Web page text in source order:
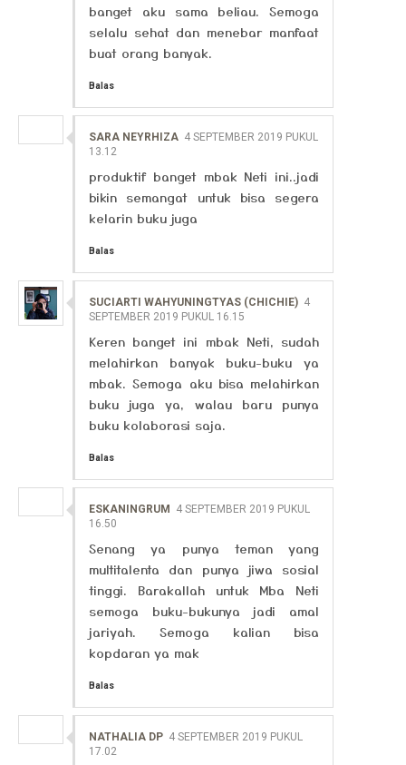
banget aku sama beliau. Semoga
selalu sehat dan menebar manfaat
buat orang banyak.
Balas
SARA NEYRHIZA 4 SEPTEMBER 2019 PUKUL
13.12
produktif banget mbak Neti ini..jadi
bikin semangat untuk bisa segera
kelarin buku juga
Balas
SUCIARTI WAHYUNINGTYAS (CHICHIE) 4
SEPTEMBER 2019 PUKUL 16.15
Keren banget ini mbak Neti, sudah
melahirkan banyak buku-buku ya
mbak. Semoga aku bisa melahirkan
buku juga ya, walau baru punya
buku kolaborasi saja.
Balas
ESKANINGRUM 4 SEPTEMBER 2019 PUKUL
16.50
Senang ya punya teman yang
multitalenta dan punya jiwa sosial
tinggi. Barakallah untuk Mba Neti
semoga buku-bukunya jadi amal
jariyah. Semoga kalian bisa
kopdaran ya mak
Balas
NATHALIA DP 4 SEPTEMBER 2019 PUKUL
17.02